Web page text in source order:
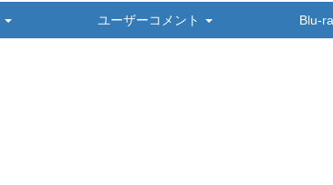
ユーザーコメント Blu-